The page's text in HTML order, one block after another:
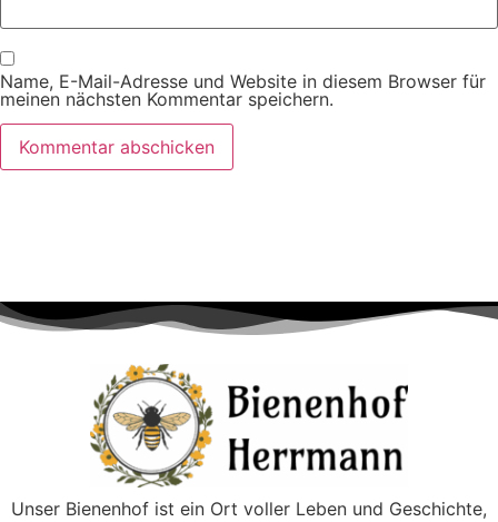
Name, E-Mail-Adresse und Website in diesem Browser für
meinen nächsten Kommentar speichern.
Unser Bienenhof ist ein Ort voller Leben und Geschichte,